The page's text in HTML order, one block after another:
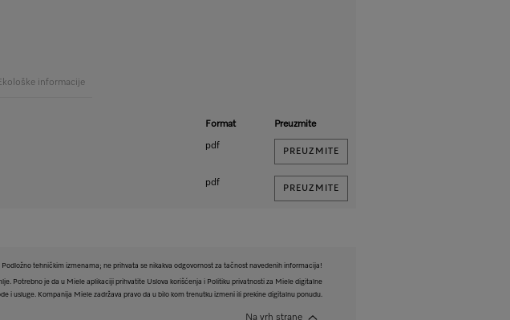
informacije
Format Preuzmite
pdf
PREUZMITE
pdf
PREUZMITE
Podložno tehničkim izmenama; ne prihvata se nikakva odgovornost za tačnost navedenih informacija!
Potrebno je da u Miele aplikaciji prihvatite Uslova korišćenja i Politiku privatnosti za Miele digitalne
i usluge. Kompanija Miele zadržava pravo da u bilo kom trenutku izmeni ili prekine digitalnu ponudu.
Na vrh strane